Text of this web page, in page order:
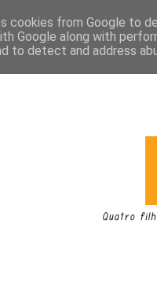
cookies from Google to
Google along with
to detect and address